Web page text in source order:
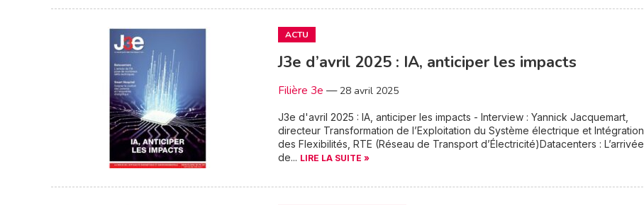
ACTU
J3e d’avril 2025 : IA, anticiper les impacts
Filière 3e — 28 avril 2025
J3e d'avril 2025 : IA, anticiper les impacts - Interview : Yannick Jacquemart,
directeur Transformation de l’Exploitation du Système électrique et Intégration
des Flexibilités, RTE (Réseau de Transport d’Électricité)Datacenters : L’arrivée
de... LIRE LA SUITE »